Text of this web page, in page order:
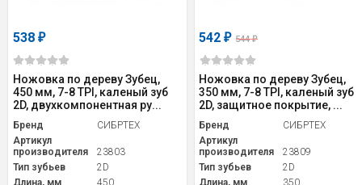
538 ₽
Ножовка по дереву Зубец,
450 мм, 7-8 TPI, каленый зуб
2D, двухкомпонентная ру...
Бренд
СИБРТЕХ
Артикул
производителя
23803
Тип зубьев
2D
542₽ 544₽
Ножовка по дереву Зубец,
350 мм, 7-8 TPI, каленый зуб
2D, защитное покрытие, ...
Бренд
СИБРТЕХ
Артикул
производителя
23809
Тип зубьев
2D